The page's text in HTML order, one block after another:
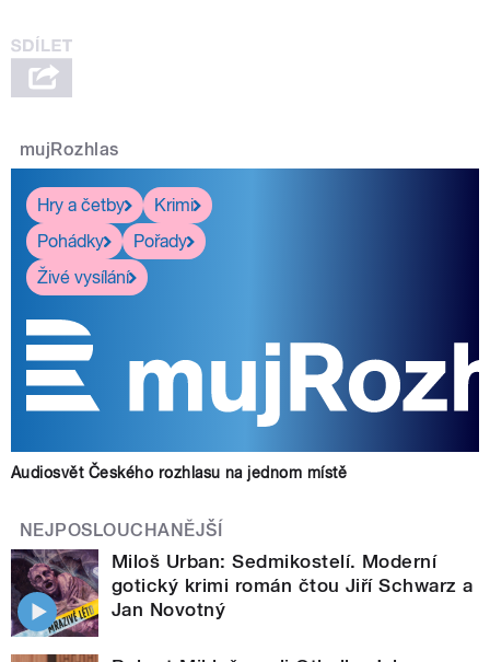
mujRozhlas
Hry a četby
Krimi
Pohádky
Pořady
Živé vysílání
Audiosvět Českého rozhlasu na jednom místě
NEJPOSLOUCHANĚJŠÍ
Miloš Urban: Sedmikostelí. Moderní
gotický krimi román čtou Jiří Schwarz a
Jan Novotný